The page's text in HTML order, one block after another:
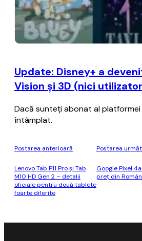
Update: Disney+ a
Vision şi 3D (nici
Dacă sunteţi abonat al
întâmplat.
Postarea anterioară
Lenovo Tab P11 Pro şi Tab
M10 HD Gen 2 – detalii
oficiale pentru două tablete
foarte diferite
Postarea
Google Pixel
preț din